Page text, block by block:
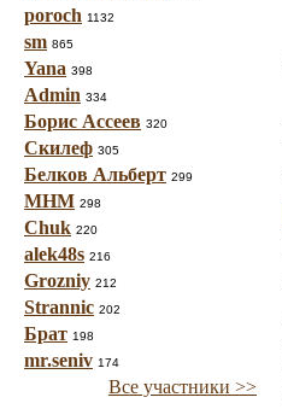
poroch 1132
sm 865
Yana 398
Admin 334
Борис Ассеев 320
Скилеф 305
Белков Альберт 299
МНМ 298
Chuk 220
alek48s 216
Grozniy 212
Strannic 202
Брат 198
mr.seniv 174
Все участники >>